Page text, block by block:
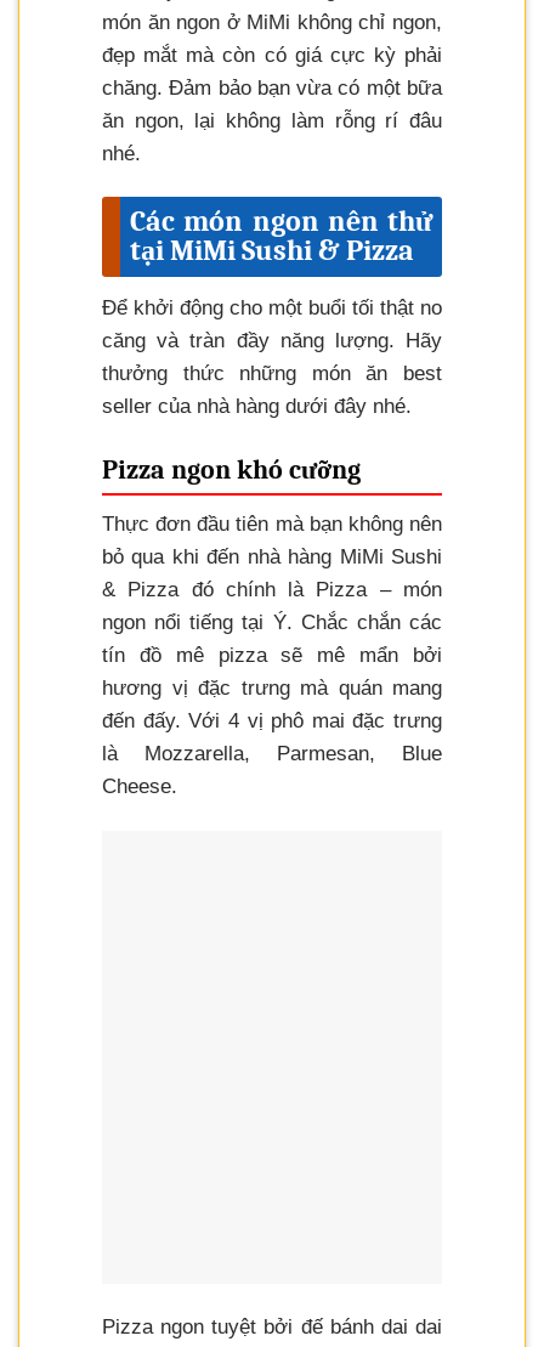
món ăn ngon ở MiMi không chỉ ngon,
đẹp mắt mà còn có giá cực kỳ phải
chăng. Đảm bảo bạn vừa có một bữa
ăn ngon, lại không làm rỗng rí đâu
nhé.
Các món ngon nên thử
tại MiMi Sushi & Pizza
Để khởi động cho một buổi tối thật no
căng và tràn đầy năng lượng. Hãy
thưởng thức những món ăn best
seller của nhà hàng dưới đây nhé.
Pizza ngon khó cưỡng
Thực đơn đầu tiên mà bạn không nên
bỏ qua khi đến nhà hàng MiMi Sushi
& Pizza đó chính là Pizza – món
ngon nổi tiếng tại Ý. Chắc chắn các
tín đồ mê pizza sẽ mê mẩn bởi
hương vị đặc trưng mà quán mang
đến đấy. Với 4 vị phô mai đặc trưng
là Mozzarella, Parmesan, Blue
Cheese.
Pizza ngon tuyệt bởi đế bánh dai dai